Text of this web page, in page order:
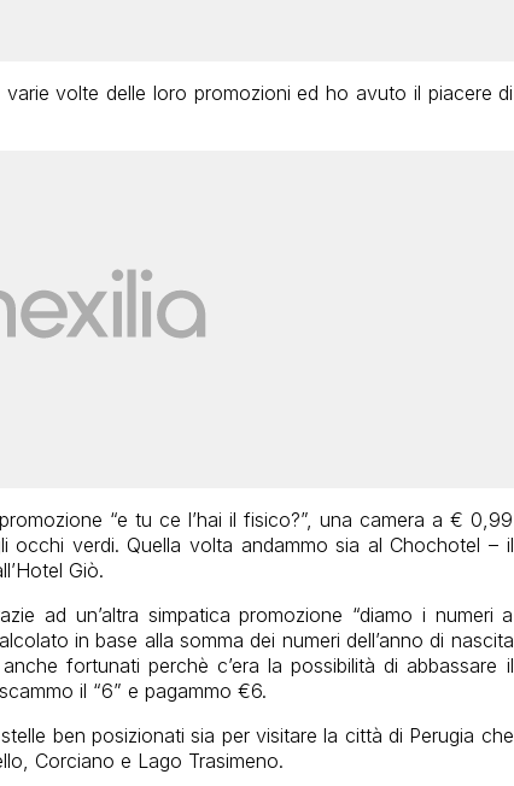
volte delle loro promozioni ed ho avuto il piacere di
“e tu ce l’hai il fisico?”, una camera a € 0,99
occhi verdi. Quella volta andammo sia al Chochotel – il
Giò.
ad un’altra simpatica promozione “diamo i numeri a
in base alla somma dei numeri dell’anno di nascita
fortunati perchè c’era la possibilità di abbassare il
il “6” e pagammo €6.
ben posizionati sia per visitare la città di Perugia che
Corciano e Lago Trasimeno.